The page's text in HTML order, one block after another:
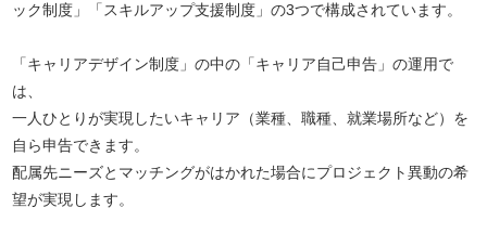
ック制度」「スキルアップ支援制度」の3つで構成されています。
「キャリアデザイン制度」の中の「キャリア自己申告」の運用で
は、
一人ひとりが実現したいキャリア（業種、職種、就業場所など）を
自ら申告できます。
配属先ニーズとマッチングがはかれた場合にプロジェクト異動の希
望が実現します。